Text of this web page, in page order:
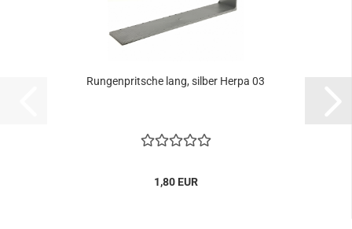
Rungenpritsche lang, silber Herpa 03
1,80 EUR